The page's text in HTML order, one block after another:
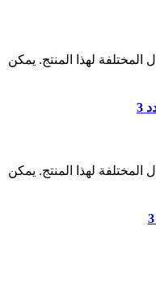
المختلفة لهذا المنتج. يمكن
المختلفة لهذا المنتج. يمكن